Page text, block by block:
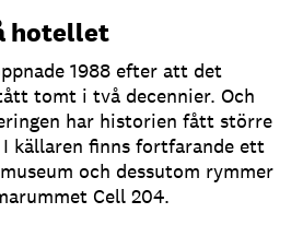
hotellet
1988 efter att det
tomt i två decennier. Och
har historien fått större
källaren finns fortfarande ett
och dessutom rymmer
Cell 204.